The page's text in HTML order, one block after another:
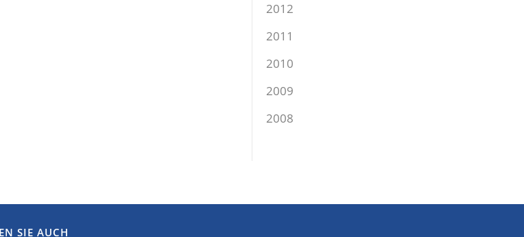
2012
2011
2010
2009
2008
SIE AUCH